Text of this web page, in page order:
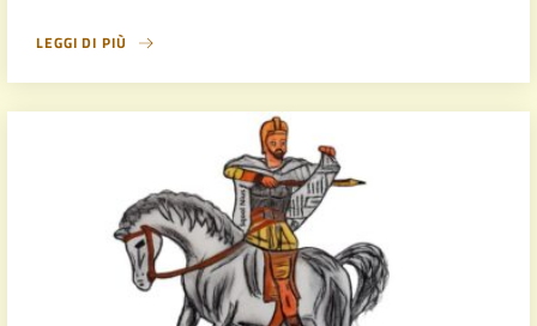
LEGGI DI PIÙ